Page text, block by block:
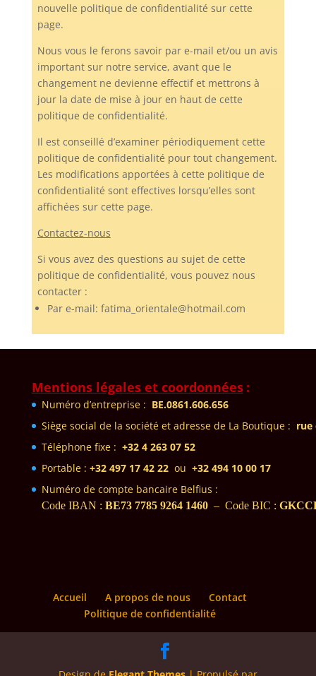
nouvelle politique de confidentialité sur cette
page.
Nous vous le ferons savoir par e-mail et/ou un avis
important sur notre service, avant que le
changement ne devienne effectif et mettrons à
jour la date de mise à jour en haut de cette
politique de confidentialité.
Il est conseillé d’examiner périodiquement cette
politique de confidentialité pour tout changement.
Les modifications apportées à cette politique de
confidentialité sont effectives lorsqu’elles sont
affichées sur cette page.
Contactez-nous
Si vous avez des questions au sujet de cette
politique de confidentialité, vous pouvez nous
contacter :
Par e-mail: fatima_orientale@hotmail.com
Mentions légales et coordonnées :
Numéro d’entreprise : BE.0861.606.656
Siège social de la société et adresse de La Boutique: rue
Téléphone fixe : +32 4 263 07 52
Portable : +32 497 17 42 22 ou +32 494 10 00 17
Numéro de compte bancaire Belfius :
Code IBAN : BE73 7785 9264 1460– Code BIC :
Accueil A propos de nous
Contact
Politique de confidentialité